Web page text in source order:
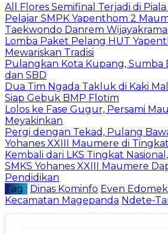
All Flores Semifinal Terjadi di
Pelajar SMPK Yapenthom 2
Taekwondo Danrem
Lomba Paket Pelang HUT
Mewariskan Tradisi
Pulangkan Kota Kupang, Sumba
dan SBD
Dua Tim Ngada Takluk di Kaki
Siap Gebuk BMP Flotim
Lolos ke Fase Gugur, Persami
Meyakinkan
Pergi dengan Tekad, Pulang
Yohanes XXIII Maumere di Tingkat
Kembali dari LKS Tingkat
SMKS Yohanes XXIII Maumere
Pendidikan
Tag : Dinas Kominfo Even
Kecamatan Magepanda Ndete-